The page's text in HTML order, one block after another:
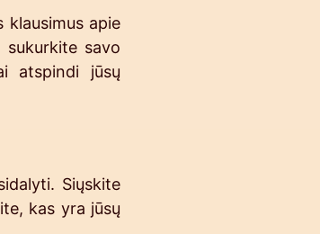
apie
sukurkite savo
atspindi jūsų
Siųskite
kas yra jūsų